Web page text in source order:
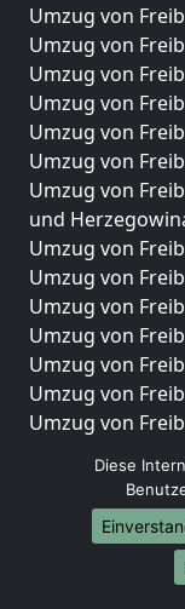
Umzug von
Umzug von
Umzug von
Umzug von
Umzug von
Umzug von
Umzug von
und
Umzug von
Umzug von
Umzug von
Umzug von
Umzug von
Umzug von
Umzug von
Umzug von
Umzug von
Umzug von
Umzug von
Diese